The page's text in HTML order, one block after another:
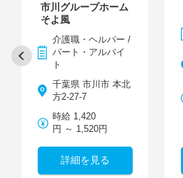
市川グループホーム
そよ風
介護職・ヘルパー /
パート・アルバイ
ト
千葉県 市川市 本北
方2-27-7
時給 1,420
円 ～ 1,520円
詳細を見る